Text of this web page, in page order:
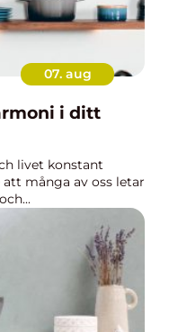
07. aug
i ditt
livet konstant
många av oss letar